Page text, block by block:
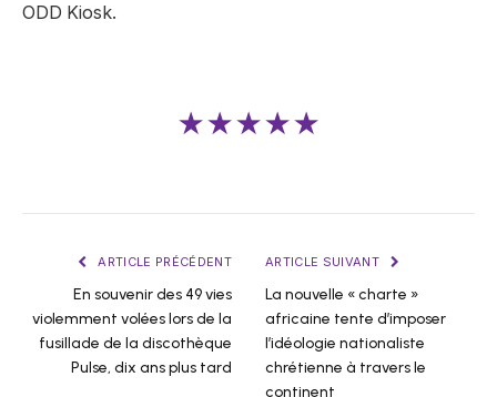
ODD Kiosk.
★★★★★
ARTICLE PRÉCÉDENT
En souvenir des 49 vies
violemment volées lors de la
fusillade de la discothèque
Pulse, dix ans plus tard
ARTICLE SUIVANT
La nouvelle « charte »
africaine tente d’imposer
l’idéologie nationaliste
chrétienne à travers le
continent